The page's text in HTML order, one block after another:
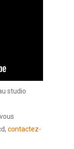
studio
contactez-